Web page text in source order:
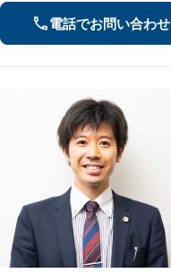
電話でお問い合わせ